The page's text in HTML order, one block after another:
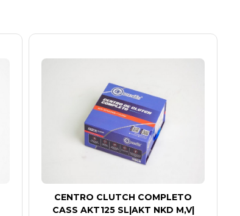
CENTRO CLUTCH COMPLETO
CASS AKT125 SL|AKT NKD M,V|